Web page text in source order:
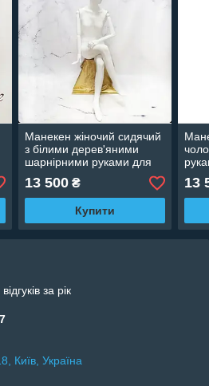
Манекен жіночий сидячий
з білими дерев'яними
шарнірними руками для
магазину одягу
13 500₴
Купити
13
за рік
Київ, Україна